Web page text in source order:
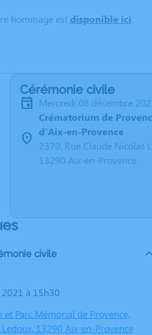
hommage est disponible ici.
Cérémonie civile
mercredi 08 décembre
Crématorium de
d'Aix-en-Provence
2370, Rue Claude Nicolas
13290 Aix-en-Provence
civile
2021 à 15h30
et Parc Mémorial de Provence,
Ledoux, 13290 Aix-en-Provence